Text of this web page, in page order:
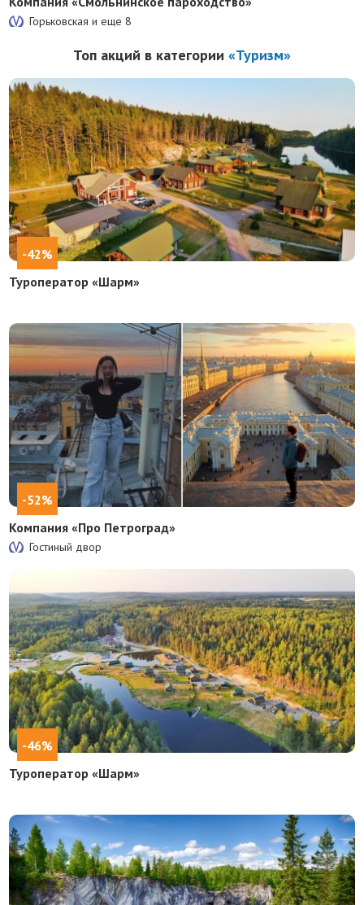
Горьковская и еще8
Топ акций в категории «Туризм»
-42%
Туроператор «Шарм»
-52%
Компания «Про Петроград»
Гостиный двор
-46%
Туроператор «Шарм»